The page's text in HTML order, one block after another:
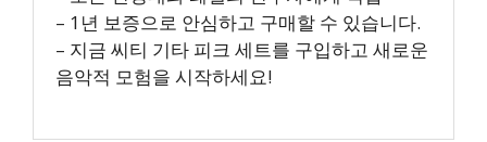
– 1년 보증으로 안심하고 구매할 수 있습니다.
– 지금 씨티 기타 피크 세트를 구입하고 새로운
음악적 모험을 시작하세요!